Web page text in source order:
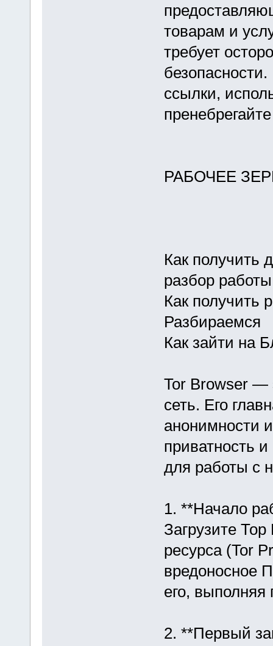
товарам и
требует
безопасности.
ссылки,
РАБОЧЕЕ
Как получить
разбор работы
Как получить
Разбираемся
Как зайти на
Tor Browser —
сеть. Его
анонимности
приватность
для работы с
1. **Начало
Загрузите
ресурса (Tor
вредоносное
его, выполняя
2. **Первый